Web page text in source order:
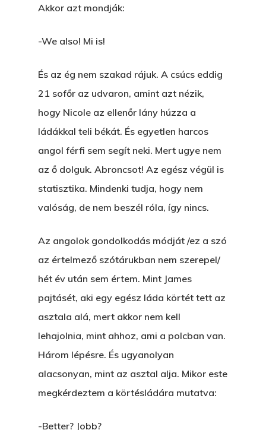
Akkor azt mondják:
-We also! Mi is!
És az ég nem szakad rájuk. A csúcs eddig
21 sofőr az udvaron, amint azt nézik,
hogy Nicole az ellenőr lány húzza a
ládákkal teli békát. És egyetlen harcos
angol férfi sem segít neki. Mert ugye nem
az ő dolguk. Abroncsot! Az egész végül is
statisztika. Mindenki tudja, hogy nem
valóság, de nem beszél róla, így nincs.
Az angolok gondolkodás módját /ez a szó
az értelmező szótárukban nem szerepel/
hét év után sem értem. Mint James
pajtásét, aki egy egész láda körtét tett az
asztala alá, mert akkor nem kell
lehajolnia, mint ahhoz, ami a polcban van.
Három lépésre. És ugyanolyan
alacsonyan, mint az asztal alja. Mikor este
megkérdeztem a körtésládára mutatva:
-Better? Jobb?